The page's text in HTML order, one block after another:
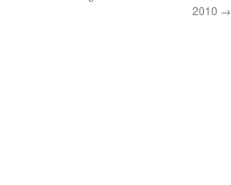
2010 →